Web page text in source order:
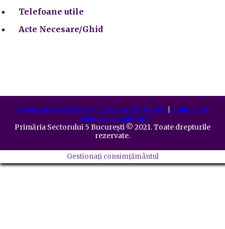
Telefoane utile
Acte Necesare/Ghid
Prelucrarea datelor cu caracter personal| Politica de
utilizare cookie-uri
Primăria Sectorului 5 București ©️ 2021. Toate drepturile
rezervate.
Gestionați consimțământul